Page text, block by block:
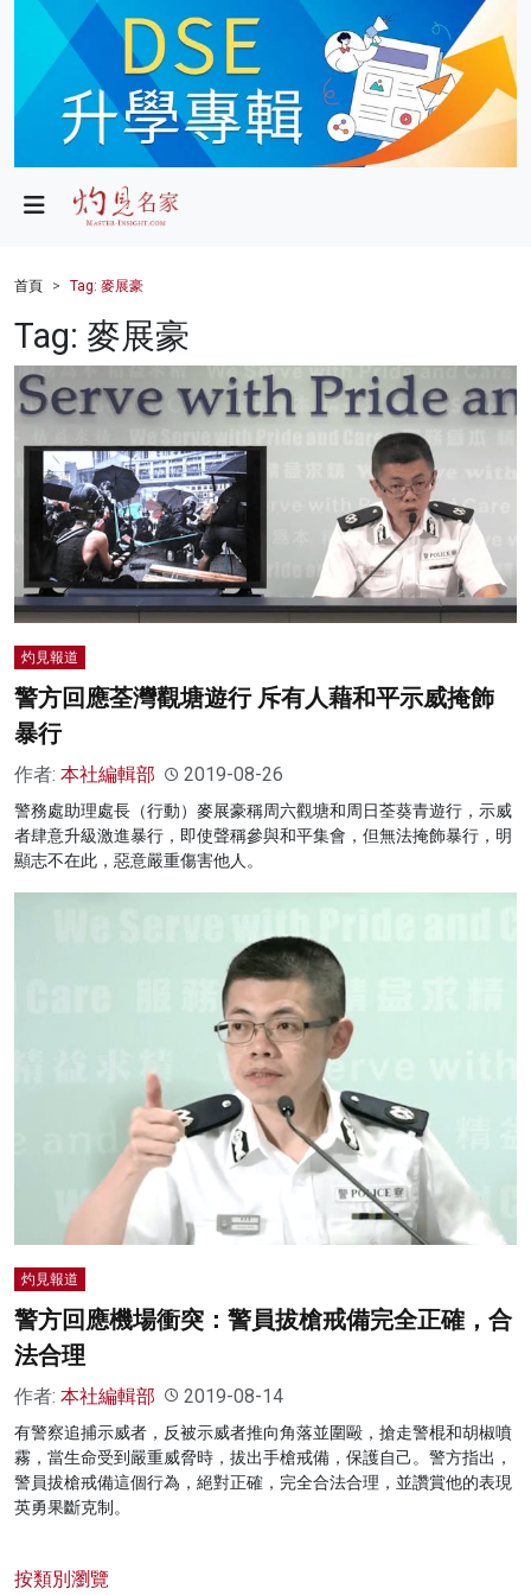
政局
財經
健康
商業
科技
影片
名家榜
灼見活動
關於我們
首頁 Tag: 麥展豪
Tag: 麥展豪
灼見報道
警方回應荃灣觀塘遊行 斥有人藉和平示威掩飾
暴行
作者: 本社編輯部 2019-08-26
警務處助理處長（行動）麥展豪稱周六觀塘和周日荃葵青遊行，示威
者肆意升級激進暴行，即使聲稱參與和平集會，但無法掩飾暴行，明
顯志不在此，惡意嚴重傷害他人。
灼見報道
警方回應機場衝突：警員拔槍戒備完全正確，合
法合理
作者: 本社編輯部 2019-08-14
有警察追捕示威者，反被示威者推向角落並圍毆，搶走警棍和胡椒噴
霧，當生命受到嚴重威脅時，拔出手槍戒備，保護自己。警方指出，
警員拔槍戒備這個行為，絕對正確，完全合法合理，並讚賞他的表現
英勇果斷克制。
按類別瀏覽